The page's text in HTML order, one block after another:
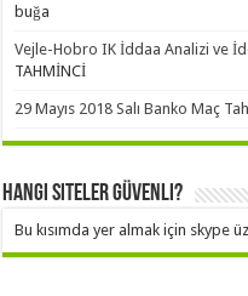
buğa
Vejle-Hobro IK İddaa Analizi ve
TAHMİNCİ
29 Mayıs 2018 Salı Banko Maç
Hangi Siteler Güvenli?
Bu kısımda yer almak için skype